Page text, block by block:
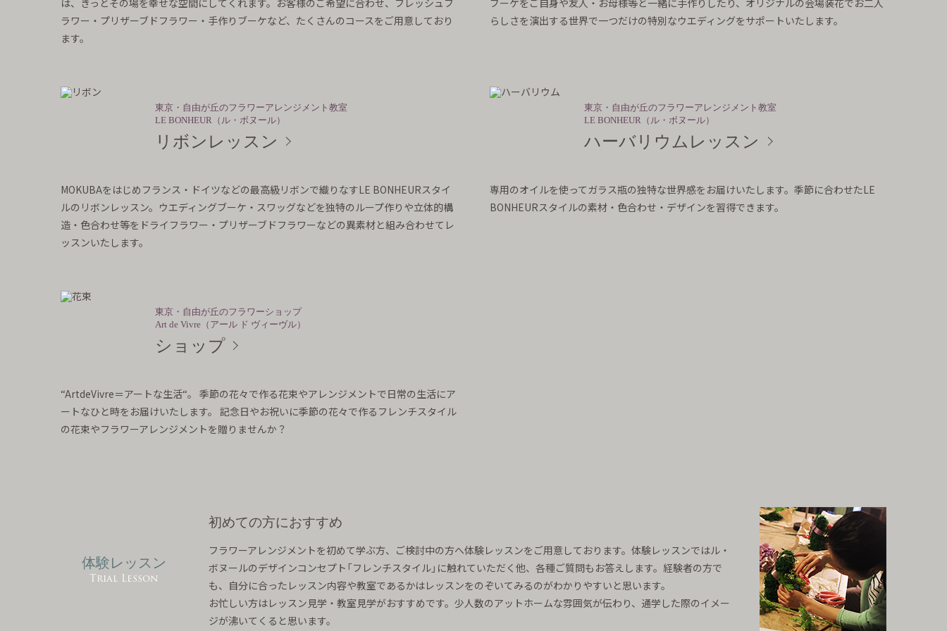
は、きっとその場を幸せな空間にしてくれます。お客様のご希望に合わせ、フレッシュフ
ラワー・プリザーブドフラワー・手作りブーケなど、たくさんのコースをご用意しており
ます。
ブーケをご自身や友人・お母様等と一緒に手作りしたり、オリジナルの会場装花でお二人
らしさを演出する世界で一つだけの特別なウエディングをサポートいたします。
東京・自由が丘のフラワーアレンジメント教室
LE BONHEUR（ル・ボヌール）
リボンレッスン
MOKUBAをはじめフランス・ドイツなどの最高級リボンで織りなすLE BONHEURスタイ
ルのリボンレッスン。ウエディングブーケ・スワッグなどを独特のループ作りや立体的構
造・色合わせ等をドライフラワー・プリザーブドフラワーなどの異素材と組み合わせてレ
ッスンいたします。
東京・自由が丘のフラワーアレンジメント教室
LE BONHEUR（ル・ボヌール）
ハーバリウムレッスン
専用のオイルを使ってガラス瓶の独特な世界感をお届けいたします。季節に合わせたLE
BONHEURスタイルの素材・色合わせ・デザインを習得できます。
東京・自由が丘のフラワーショップ
Art de Vivre（アール ド ヴィーヴル）
ショップ
“ArtdeVivre＝アートな生活“。 季節の花々で作る花束やアレンジメントで日常の生活にア
ートなひと時をお届けいたします。 記念日やお祝いに季節の花々で作るフレンチスタイル
の花束やフラワーアレンジメントを贈りませんか？
体験レッスン
Trial Lesson
初めての方におすすめ
フラワーアレンジメントを初めて学ぶ方、ご検討中の方へ体験レッスンをご用意しております。体験レッスンではル・
ボヌールのデザインコンセプト「フレンチスタイル」に触れていただく他、各種ご質問もお答えします。経験者の方で
も、自分に合ったレッスン内容や教室であるかはレッスンをのぞいてみるのがわかりやすいと思います。
お忙しい方はレッスン見学・教室見学がおすすめです。少人数のアットホームな雰囲気が伝わり、通学した際のイメー
ジが沸いてくると思います。